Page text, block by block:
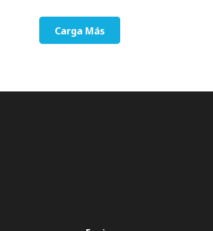
Carga Más